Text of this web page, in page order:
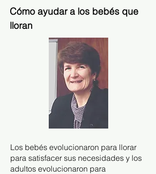
Cómo ayudar a los bebés que
lloran
Los bebés evolucionaron para llorar
para satisfacer sus necesidades y los
adultos evolucionaron para